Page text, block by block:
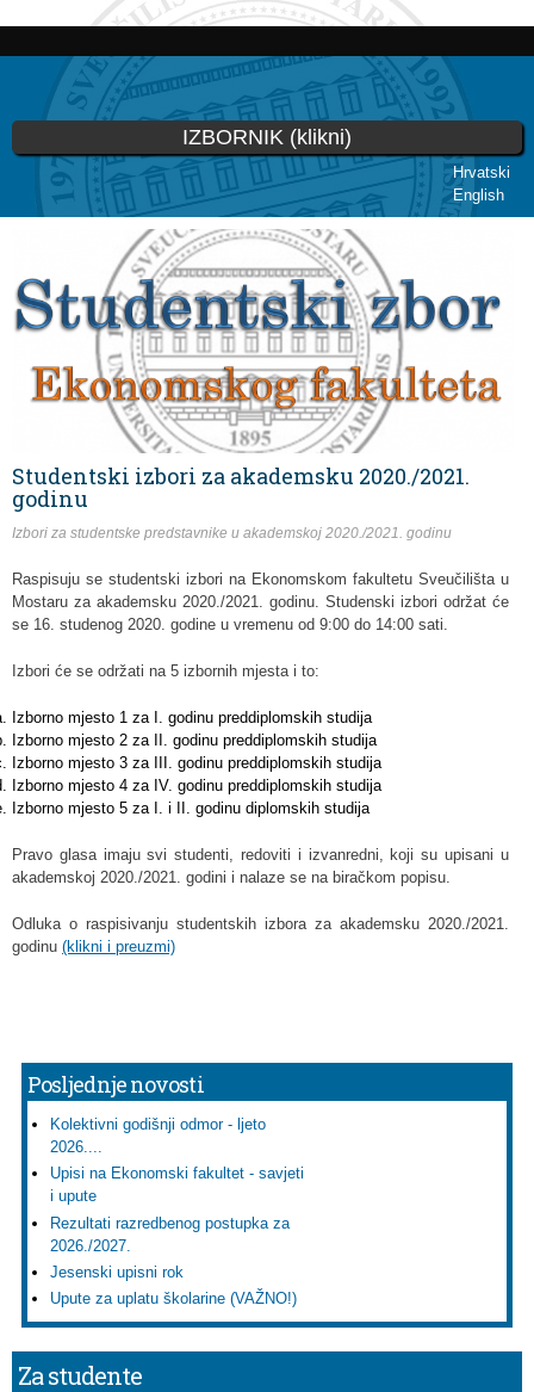
Skoči
glavni
sadržaj
Hrvatski
English
IZBORNIK (klikni)
Vi ste ovdje
Studentski izbori za akademsku 2020./2021.
godinu
Izbori za studentske predstavnike u akademskoj 2020./2021. godinu
Raspisuju se studentski izbori na Ekonomskom fakultetu Sveučilišta u
Mostaru za akademsku 2020./2021. godinu. Studenski izbori održat će
se 16. studenog 2020. godine u vremenu od 9:00 do 14:00 sati.
Izbori će se održati na 5 izbornih mjesta i to:
Izborno mjesto 1 za I. godinu preddiplomskih studija
Izborno mjesto 2 za II. godinu preddiplomskih studija
Izborno mjesto 3 za III. godinu preddiplomskih studija
Izborno mjesto 4 za IV. godinu preddiplomskih studija
Izborno mjesto 5 za I. i II. godinu diplomskih studija
Pravo glasa imaju svi studenti, redoviti i izvanredni, koji su upisani u
akademskoj 2020./2021. godini i nalaze se na biračkom popisu.
Odluka o raspisivanju studentskih izbora za akademsku 2020./2021.
godinu (klikni i preuzmi)
Posljednje novosti
Kolektivni godišnji odmor - ljeto
2026....
Upisi na Ekonomski fakultet - savjeti
i upute
Rezultati razredbenog postupka za
2026./2027.
Jesenski upisni rok
Upute za uplatu školarine (VAŽNO!)
Za studente